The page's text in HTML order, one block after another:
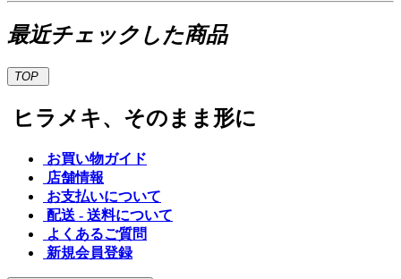
最近チェックした商品
TOP
ヒラメキ、そのまま形に
お買い物ガイド
店舗情報
お支払いについて
配送 - 送料について
よくあるご質問
新規会員登録